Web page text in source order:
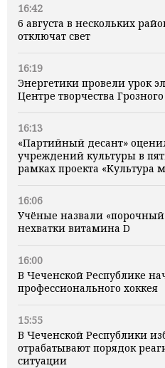
16:42
6 августа в нескольких
отключат свет
16:19
Энергетики провели урок
Центре творчества Грозного
16:13
«Партийный десант»
учреждений культуры в
рамках проекта «Культура
16:06
Учёные назвали
нехватки витамина D
16:00
В Чеченской Республике
профессионального хоккея
15:55
В Чеченской Республики
отрабатывают порядок
ситуации